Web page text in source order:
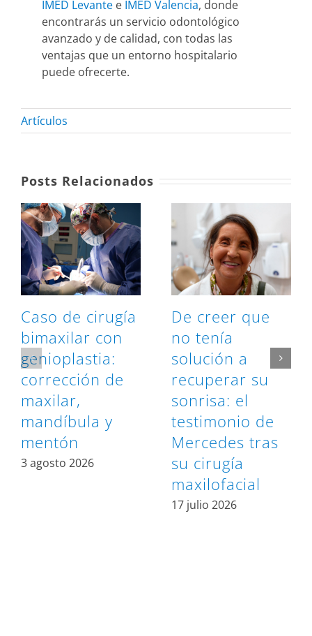
IMED Levante e IMED Valencia, donde
encontrarás un servicio odontológico
avanzado y de calidad, con todas las
ventajas que un entorno hospitalario
puede ofrecerte.
Artículos
Posts Relacionados
Caso de cirugía
bimaxilar con
genioplastia:
corrección de
maxilar,
mandíbula y
mentón
3 agosto 2026
De creer que
no tenía
solución a
recuperar su
sonrisa: el
testimonio de
Mercedes tras
su cirugía
maxilofacial
17 julio 2026